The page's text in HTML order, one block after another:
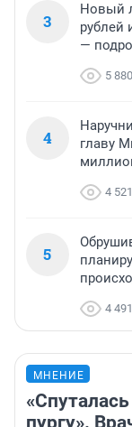
3
Новый
рублей
—
5 880
4
главу
4 521
5
4 491
МНЕНИЕ
пургу».